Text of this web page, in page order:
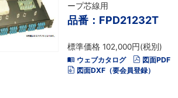
ープ芯線用
品番：FPD21232T
標準価格 102,000円(税別)
ウェブカタログ
図面PDF
図面DXF（要会員登録）